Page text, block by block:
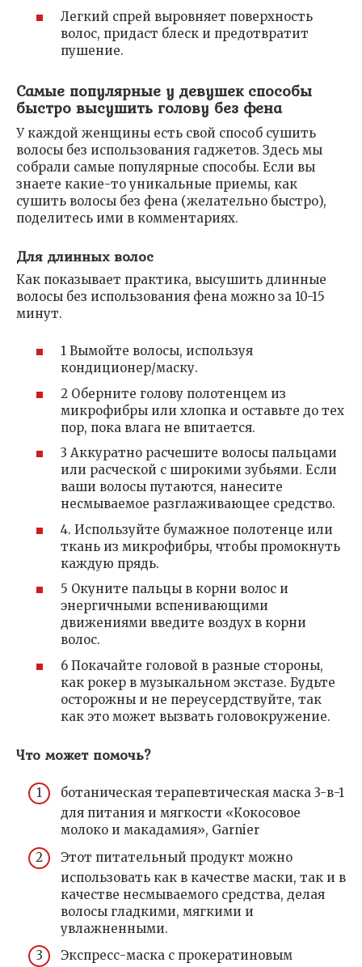
Легкий спрей выровняет поверхность
волос, придаст блеск и предотвратит
пушение.
Самые популярные у девушек способы
быстро высушить голову без фена
У каждой женщины есть свой способ сушить
волосы без использования гаджетов. Здесь мы
собрали самые популярные способы. Если вы
знаете какие-то уникальные приемы, как
сушить волосы без фена (желательно быстро),
поделитесь ими в комментариях.
Для длинных волос
Как показывает практика, высушить длинные
волосы без использования фена можно за 10-15
минут.
1 Вымойте волосы, используя
кондиционер/маску.
2 Оберните голову полотенцем из
микрофибры или хлопка и оставьте до тех
пор, пока влага не впитается.
3 Аккуратно расчешите волосы пальцами
или расческой с широкими зубьями. Если
ваши волосы путаются, нанесите
несмываемое разглаживающее средство.
4. Используйте бумажное полотенце или
ткань из микрофибры, чтобы промокнуть
каждую прядь.
5 Окуните пальцы в корни волос и
энергичными вспенивающими
движениями введите воздух в корни
волос.
6 Покачайте головой в разные стороны,
как рокер в музыкальном экстазе. Будьте
осторожны и не переусердствуйте, так
как это может вызвать головокружение.
Что может помочь?
ботаническая терапевтическая маска 3-в-1
для питания и мягкости «Кокосовое
молоко и макадамия», Garnier
Этот питательный продукт можно
использовать как в качестве маски, так и в
качестве несмываемого средства, делая
волосы гладкими, мягкими и
увлажненными.
Экспресс-маска с прокератиновым